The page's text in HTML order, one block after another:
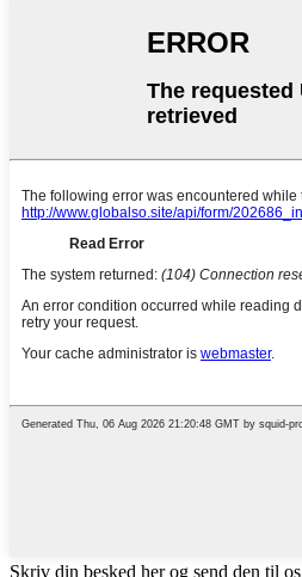
Skriv din besked her og send den til os